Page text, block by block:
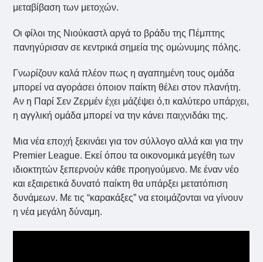
μεταβίβαση των μετοχών.
Οι φίλοι της Νιούκαστλ αργά το βράδυ της Πέμπτης
πανηγύρισαν σε κεντρικά σημεία της ομώνυμης πόλης.
Γνωρίζουν καλά πλέον πως η αγαπημένη τους ομάδα
μπορεί να αγοράσει όποιον παίκτη θέλει στον πλανήτη.
Αν η Παρί Σεν Ζερμέν έχει μάζέψει ό,τι καλύτερο υπάρχει,
η αγγλική ομάδα μπορεί να την κάνει παιχνιδάκι της.
Μια νέα εποχή ξεκινάει για τον σύλλογο αλλά και για την
Premier League. Εκεί όπου τα οικονομικά μεγέθη των
ιδιοκτητών ξεπερνούν κάθε προηγούμενο. Με έναν νέο
και εξαιρετικά δυνατό παίκτη θα υπάρξει μετατόπιση
δυνάμεων. Με τις “καρακάξες” να ετοιμάζονται να γίνουν
η νέα μεγάλη δύναμη.